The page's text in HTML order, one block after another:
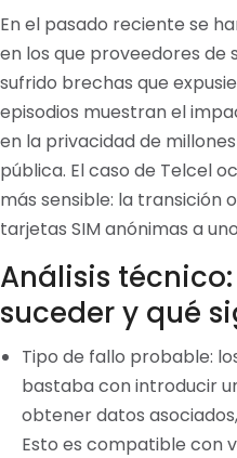
En el pasado reciente se
en los que proveedores de
sufrido brechas que
episodios muestran el
en la privacidad de
pública. El caso de Telcel
más sensible: la transición
tarjetas SIM anónimas a
Análisis
suceder y qué
Tipo de fallo probable:
bastaba con introducir
obtener datos
Esto es compatible con